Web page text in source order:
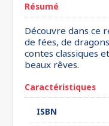
Résumé
Découvre dans ce
de fées, de
contes classiques
beaux rêves.
Caractéristiques
ISBN